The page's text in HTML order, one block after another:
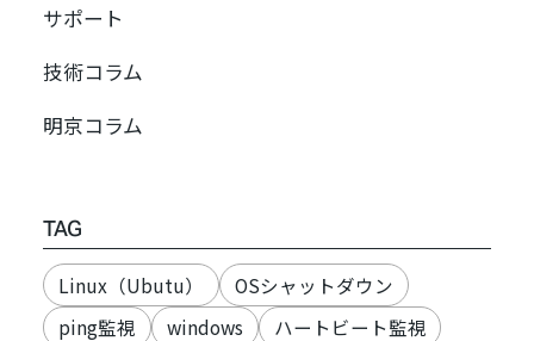
サポート
技術コラム
明京コラム
TAG
Linux（Ubutu）
OSシャットダウン
ping監視
windows ハートビート監視